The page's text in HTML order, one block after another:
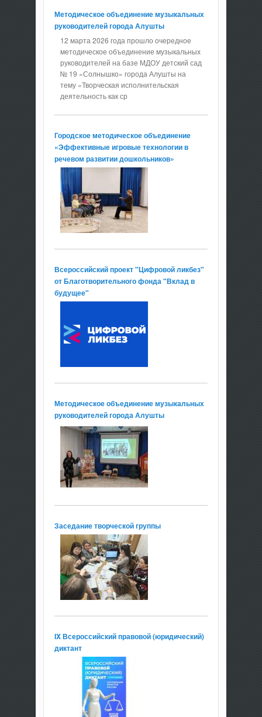
Методическое объединение музыкальных
руководителей города Алушты
12 марта 2026 года прошло очередное
методическое объединение музыкальных
руководителей на базе МДОУ детский сад
№ 19 «Солнышко» города Алушты на
тему «Творческая исполнительская
деятельность как ср
Городское методическое объединение
«Эффективные игровые технологии в
речевом развитии дошкольников»
Всероссийский проект "Цифровой ликбез"
от Благотворительного фонда "Вклад в
будущее"
Методическое объединение музыкальных
руководителей города Алушты
Заседание творческой группы
IX Всероссийский правовой (юридический)
диктант